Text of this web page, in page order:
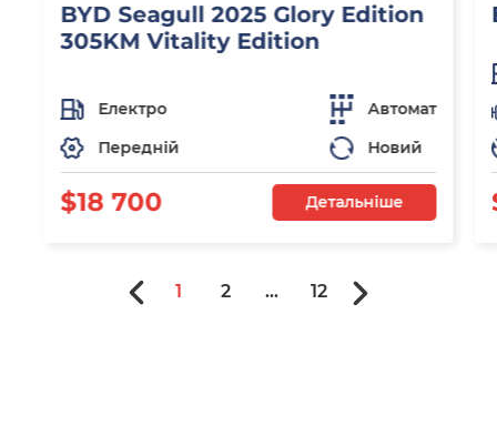
BYD Seagull 2025 Glory Edition
305KM Vitality Edition
Електро
Автомат
Передній
Новий
$18 700 Детальніше
1 2 ... 12